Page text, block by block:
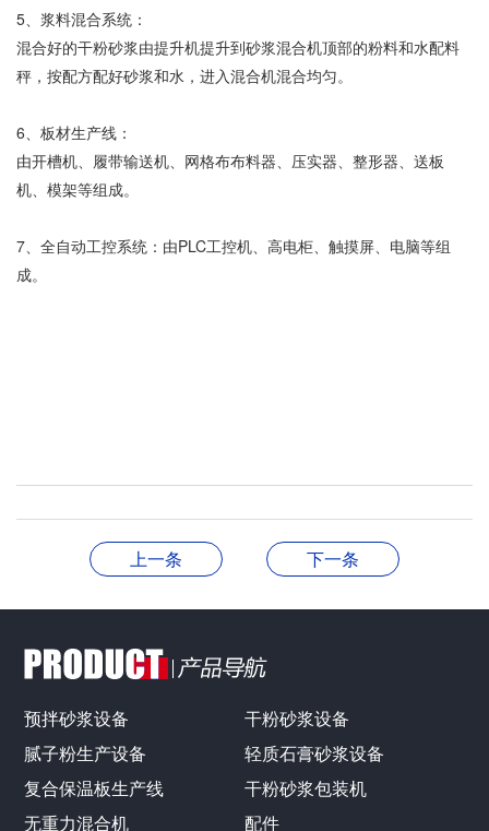
5、浆料混合系统：
混合好的干粉砂浆由提升机提升到砂浆混合机顶部的粉料和水配料
秤，按配方配好砂浆和水，进入混合机混合均匀。
6、板材生产线：
由开槽机、履带输送机、网格布布料器、压实器、整形器、送板
机、模架等组成。
7、 全自动工控系统：由PLC工控机、高电柜、触摸屏、电脑等组
成。
上一条 下一条
预拌砂浆设备
干粉砂浆设备
腻子粉生产设备
轻质石膏砂浆设备
复合保温板生产线
干粉砂浆包装机
无重力混合机
配件